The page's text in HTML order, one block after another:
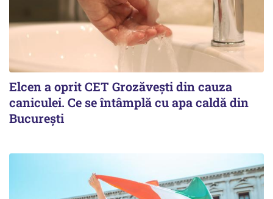
Elcen a oprit CET Grozăvești din cauza
caniculei. Ce se întâmplă cu apa caldă din
București